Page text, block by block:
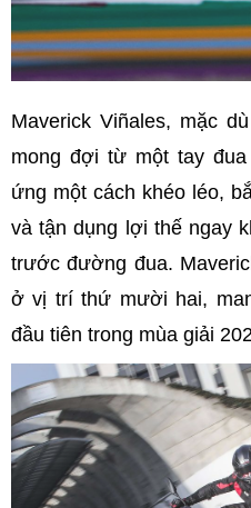
Maverick Viñales, mặc
mong đợi từ một tay
ứng một cách khéo léo,
và tận dụng lợi thế ngay
trước đường đua.
ở vị trí thứ mười hai,
đầu tiên trong mùa giải